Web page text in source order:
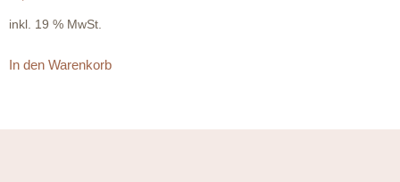
inkl. 19 % MwSt.
In den Warenkorb